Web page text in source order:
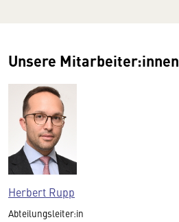
Unsere Mitarbeiter:innen
Herbert Rupp
Abteilungsleiter:in